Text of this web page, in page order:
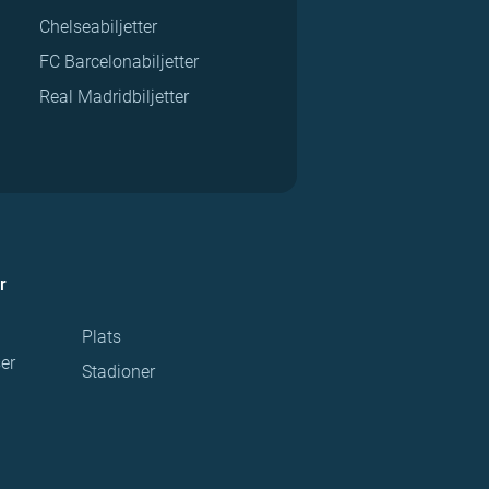
Chelseabiljetter
FC Barcelonabiljetter
Real Madridbiljetter
Plats
Stadioner